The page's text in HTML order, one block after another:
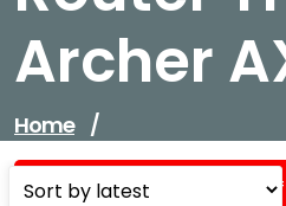
Archer
Home /
Showing 1–16